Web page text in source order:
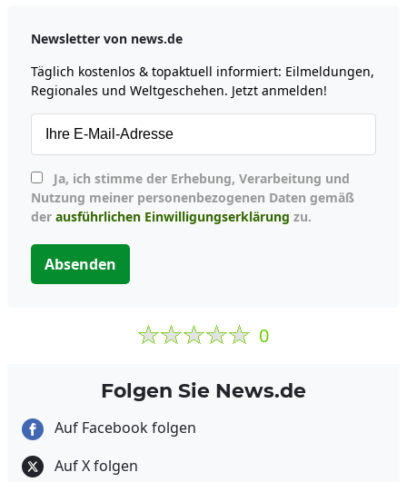
Newsletter von news.de
Täglich kostenlos & topaktuell informiert: Eilmeldungen,
Regionales und Weltgeschehen. Jetzt anmelden!
Nutzung meiner personenbezogenen Daten gemäß
der ausführlichen Einwilligungserklärung zu.
Absenden
0
Folgen Sie News.de
Auf Facebook folgen
Auf X folgen